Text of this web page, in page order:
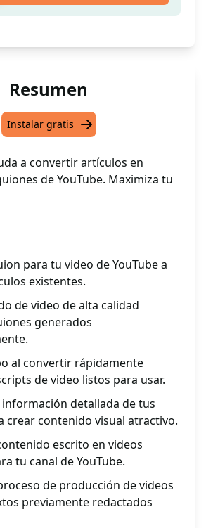
Resumen
Instalar gratis
a convertir artículos en
de YouTube. Maximiza tu
para tu video de YouTube a
existentes.
de video de alta calidad
generados
al convertir rápidamente
de video listos para usar.
detallada de tus
crear contenido visual atractivo.
escrito en videos
tu canal de YouTube.
de producción de videos
previamente redactados